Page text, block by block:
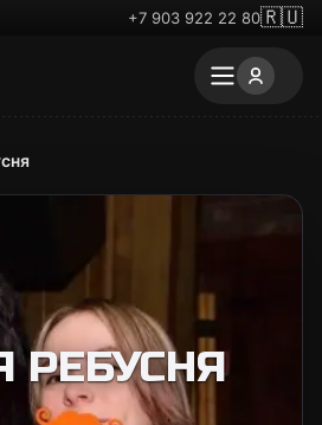
+7 903 922 22 80🇷🇺
РЕБУСНЯ